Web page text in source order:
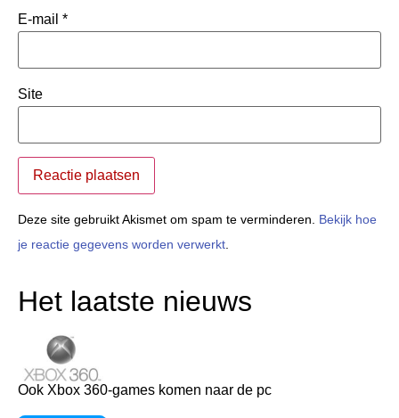
E-mail *
Site
Deze site gebruikt Akismet om spam te verminderen. Bekijk hoe
je reactie gegevens worden verwerkt
Het laatste nieuws
Ook Xbox 360-games komen naar de pc